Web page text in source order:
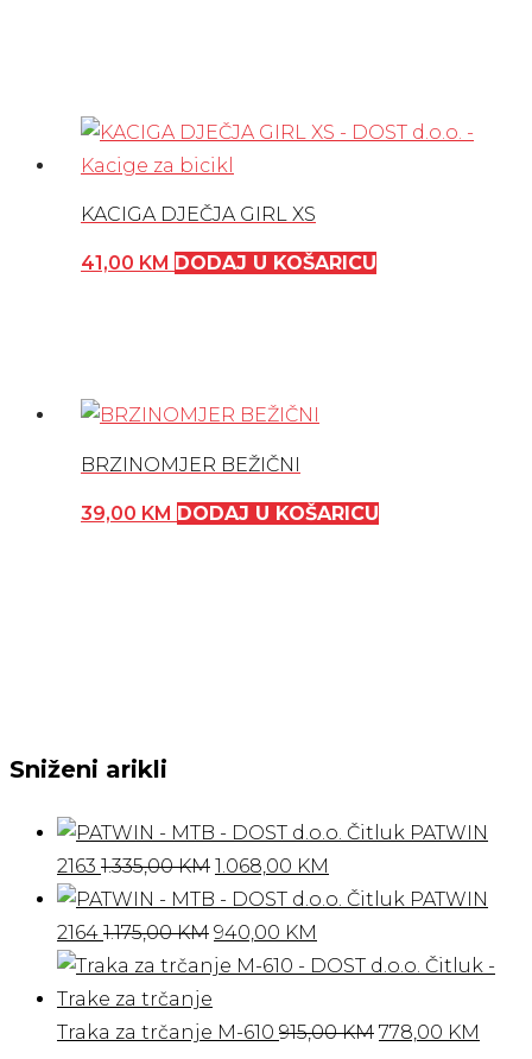
KACIGA DJEČJA GIRL XS
41,00 KM DODAJ U KOŠARICU
BRZINOMJER BEŽIČNI
39,00 KM DODAJ U KOŠARICU
Sniženi arikli
PATWIN
2163 1.335,00KM Izvorna
cijena
bila
je:
1.068,00 KM
cijena
1.068,00 KM.
PATWIN
2164 1.175,00KM Izvorna
cijena
je:
940,00 KM
cijena
940,00 KM.
Traka za trčanje M-610 915,00KM Izvorna
778,00 KM